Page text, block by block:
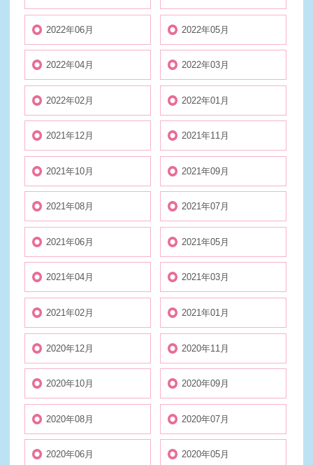
2022年06月 2022年05月
2022年04月 2022年03月
2022年02月 2022年01月
2021年12月 2021年11月
2021年10月 2021年09月
2021年08月 2021年07月
2021年06月 2021年05月
2021年04月 2021年03月
2021年02月 2021年01月
2020年12月 2020年11月
2020年10月 2020年09月
2020年08月 2020年07月
2020年06月 2020年05月